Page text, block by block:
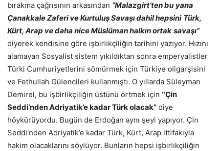
bırakma çağrısının arkasından “Malazgirt’ten bu yana
Çanakkale Zaferi ve Kurtuluş Savaşı dahil hepsini Türk,
Kürt, Arap ve daha nice Müslüman halkın ortak savaşı”
diyerek kendisine göre işbirlikçiliğin tarihini yazıyor. Hızını
alamayan Sosyalist sistem yıkıldıktan sonra emperyalistler
Türki Cumhuriyetlerini sömürmek için Türkiye oligarşisini
ve Fethullah Gülencileri kullanmıştı. O yıllarda Süleyman
Demirel, bu işbirlikçiliğin üstünü örtmek için ‘’Çin
Seddi’nden Adriyatik’e kadar Türk olacak’’ diye
höykürüyordu. Bugün de Erdoğan aynı şeyi yapıyor. Çin
Seddi’nden Adriyatik’e kadar Türk, Kürt, Arap ittifakıyla
hakim olacaklarını söylüyor. Bunların hepsi işbirlikçiliğin